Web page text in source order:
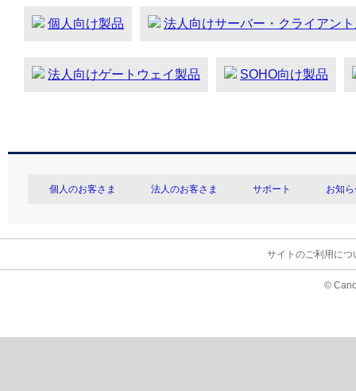
個人向け製品 法人向けサーバー・クライアン
法人向けゲートウェイ製品 SOHO向け製品
個人のお客さま 法人のお客さま サポート お知
サイトのご利用につ
©